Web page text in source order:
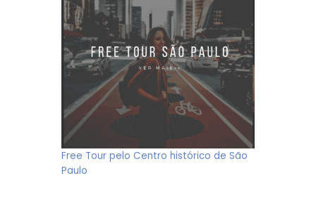
Free Tour pelo Centro histórico de São
Paulo